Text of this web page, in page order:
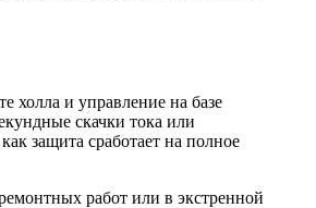
холла и управление на базе
скачки тока или
защита сработает на полное
работ или в экстренной